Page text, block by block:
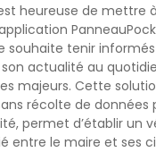
heureuse de mettre
souhaite tenir
actualité au
majeurs. Cette
récolte de données
permet d’établir un
entre le maire et ses